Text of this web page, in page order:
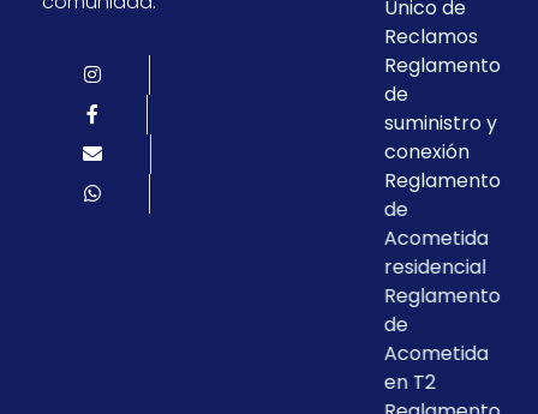
Único de
Reclamos
Reglamento
de
suministro y
conexión
Reglamento
de
Acometida
residencial
Reglamento
de
Acometida
en T2